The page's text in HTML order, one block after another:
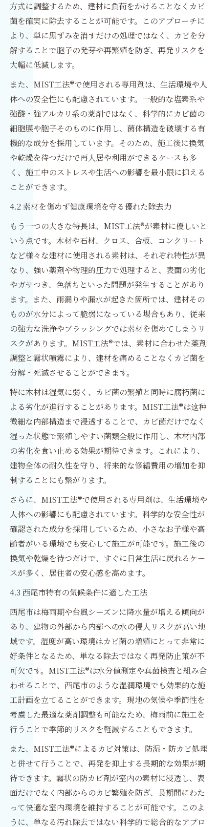
方式に調整するため、建材に負荷をかけることなくカビ
菌を確実に除去することが可能です。このアプローチに
より、単に黒ずみを消すだけの処理ではなく、カビを分
解することで胞子の発芽や再繁殖を防ぎ、再発リスクを
大幅に低減します。
また、MIST工法®で使用される専用剤は、生活環境や人
体への安全性にも配慮されています。一般的な塩素系や
強酸・強アルカリ系の薬剤ではなく、科学的にカビ菌の
細胞膜や胞子そのものに作用し、菌体構造を破壊する有
機的な成分を採用しています。そのため、施工後に換気
や乾燥を待つだけで再入居や利用ができるケースも多
く、施工中のストレスや生活への影響を最小限に抑える
ことができます。
4.2 素材を傷めず健康環境を守る優れた除去力
もう一つの大きな特長は、MIST工法®が素材に優しいと
いう点です。木材や石材、クロス、合板、コンクリート
など様々な建材に使用される素材は、それぞれ特性が異
なり、強い薬剤や物理的圧力で処理すると、表面の劣化
やガサつき、色落ちといった問題が発生することがあり
ます。また、雨漏りや漏水が起きた箇所では、建材その
ものが水分によって脆弱になっている場合もあり、従来
の強力な洗浄やブラッシングでは素材を傷めてしまうリ
スクがあります。MIST工法®では、素材に合わせた薬剤
調整と霧状噴霧により、建材を痛めることなくカビ菌を
分解・死滅させることができます。
特に木材は湿気に弱く、カビ菌の繁殖と同時に腐朽菌に
よる劣化が進行することがあります。MIST工法®は这种
微細な内部構造まで浸透することで、カビ菌だけでなく
湿った状態で繁殖しやすい菌類全般に作用し、木材内部
の劣化を食い止める効果が期待できます。これにより、
建物全体の耐久性を守り、将来的な修繕費用の増加を抑
制することにも繋がります。
さらに、MIST工法®で使用される専用剤は、生活環境や
人体への影響にも配慮されています。科学的な安全性が
確認された成分を採用しているため、小さなお子様や高
齢者がいる環境でも安心して施工が可能です。施工後の
換気や乾燥を待つだけで、すぐに日常生活に戻れるケー
スが多く、居住者の安心感を高めます。
4.3 西尾市特有の気候条件に適した工法
西尾市は梅雨期や台風シーズンに降水量が増える傾向が
あり、建物の外部から内部への水の侵入リスクが高い地
域です。湿度が高い環境はカビ菌の増殖にとって非常に
好条件となるため、単なる除去ではなく再発防止策が不
可欠です。MIST工法®は水分値測定や真菌検査と組み合
わせることで、西尾市のような湿潤環境でも効果的な施
工計画を立てることができます。現地の気候や季節性を
考慮した最適な薬剤調整も可能なため、梅雨前に施工を
行うことで季節的リスクを軽減することもできます。
また、MIST工法®によるカビ対策は、防湿・防カビ処理
と併せて行うことで、再発を抑止する長期的な効果が期
待できます。霧状の防カビ剤が室内の素材に浸透し、表
面だけでなく内部からのカビ繁殖を防ぎ、長期間にわた
って快適な室内環境を維持することが可能です。このよ
うに、単なる汚れ除去ではない科学的で総合的なアプロ